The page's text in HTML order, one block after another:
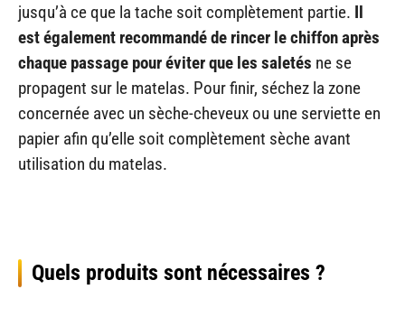
jusqu’à ce que la tache soit complètement partie. Il
est également recommandé de rincer le chiffon après
chaque passage pour éviter que les saletés ne se
propagent sur le matelas. Pour finir, séchez la zone
concernée avec un sèche-cheveux ou une serviette en
papier afin qu’elle soit complètement sèche avant
utilisation du matelas.
Quels produits sont nécessaires ?